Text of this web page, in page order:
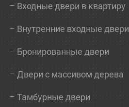
Входные двери в квартиру
Внутренние входные двери
Бронированные двери
Двери с массивом дерева
Тамбурные двери